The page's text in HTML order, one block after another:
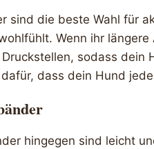
sind die beste Wahl für
Wenn ihr
sodass
dass dein Hund
hingegen sind leicht